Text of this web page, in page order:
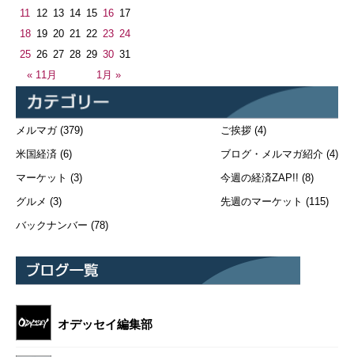
« 11月 1月 »
11 12 13 14 15 16 17
18 19 20 21 22 23 24
25 26 27 28 29 30 31
メルマガ(379)
米国経済 (6)
マーケット (3)
グルメ (3)
バックナンバー (78)
ご挨拶 (4)
ブログ・メルマガ紹介 (4)
今週の経済ZAP!! (8)
先週のマーケット (115)
オデッセイ編集部